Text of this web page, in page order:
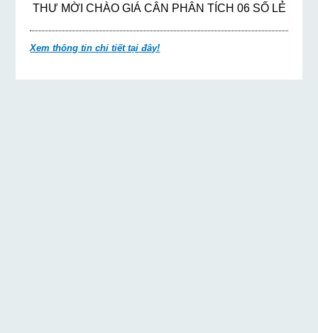
THƯ MỜI CHÀO GIÁ CÂN PHÂN TÍCH 06 SỐ LẺ
Xem thông tin chi tiết tại đây!